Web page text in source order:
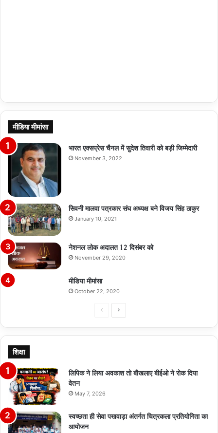
मीडिया मीमांसा
भारत एक्सप्रेस चैनल में सुदेश तिवारी को बड़ी जिम्मेदारी
November 3, 2022
सिवनी मालवा पत्रकार संघ अध्यक्ष बने विजय सिंह ठाकुर
January 10, 2021
नेशनल लोक अदालत 12 दिसंबर को
November 29, 2020
मीडिया मीमांसा
October 22, 2020
PreviousNext
शिक्षा
लिपिक ने लिया अवकाश तो बौखलाए बीईओ ने रोक दिया
वेतन
May 7, 2026
स्वच्छता ही सेवा पखवाड़ा अंतर्गत चित्रकला प्रतियोगिता का
आयोजन